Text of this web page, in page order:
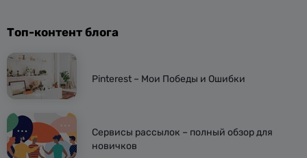
Топ-контент блога
Pinterest – Мои Победы и Ошибки
Сервисы рассылок – полный обзор для
новичков